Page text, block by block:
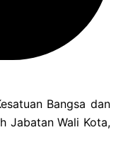
Bangsa dan
Jabatan Wali Kota,